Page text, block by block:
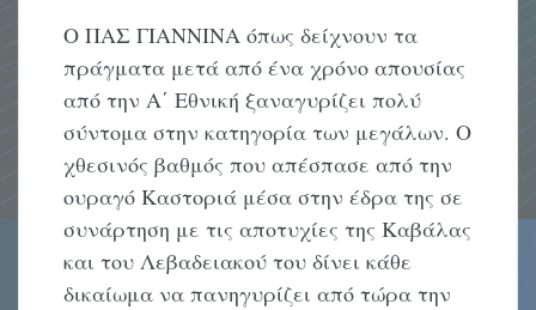
Ο ΠΑΣ ΓΙΑΝΝΙΝΑ όπως δείχνουν τα
πράγματα μετά από ένα χρόνο απουσίας
από την Α΄ Εθνική ξαναγυρίζει πολύ
σύντομα στην κατηγορία των μεγάλων. Ο
χθεσινός βαθμός που απέσπασε από την
ουραγό Καστοριά μέσα στην έδρα της σε
συνάρτηση με τις αποτυχίες της Καβάλας
και του Λεβαδειακού του δίνει κάθε
δικαίωμα να πανηγυρίζει από τώρα την